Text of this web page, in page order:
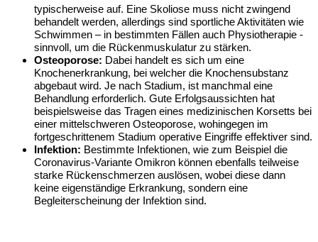
typischerweise auf. Eine Skoliose muss nicht zwingend
behandelt werden, allerdings sind sportliche Aktivitäten wie
Schwimmen – in bestimmten Fällen auch Physiotherapie -
sinnvoll, um die Rückenmuskulatur zu stärken.
Osteoporose: Dabei handelt es sich um eine
Knochenerkrankung, bei welcher die Knochensubstanz
abgebaut wird. Je nach Stadium, ist manchmal eine
Behandlung erforderlich. Gute Erfolgsaussichten hat
beispielsweise das Tragen eines medizinischen Korsetts bei
einer mittelschweren Osteoporose, wohingegen im
fortgeschrittenem Stadium operative Eingriffe effektiver sind.
Infektion: Bestimmte Infektionen, wie zum Beispiel die
Coronavirus-Variante Omikron können ebenfalls teilweise
starke Rückenschmerzen auslösen, wobei diese dann
keine eigenständige Erkrankung, sondern eine
Begleiterscheinung der Infektion sind.